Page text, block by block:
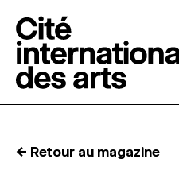
← Retour au magazine